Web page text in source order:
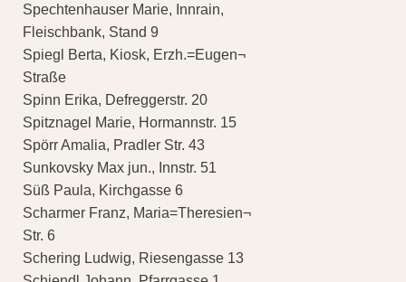
Spechtenhauser Marie, Innrain,
Fleischbank, Stand 9
Spiegl Berta, Kiosk, Erzh.=Eugen¬
Straße
Spinn Erika, Defreggerstr. 20
Spitznagel Marie, Hormannstr. 15
Spörr Amalia, Pradler Str. 43
Sunkovsky Max jun., Innstr. 51
Süß Paula, Kirchgasse 6
Scharmer Franz, Maria=Theresien¬
Str. 6
Schering Ludwig, Riesengasse 13